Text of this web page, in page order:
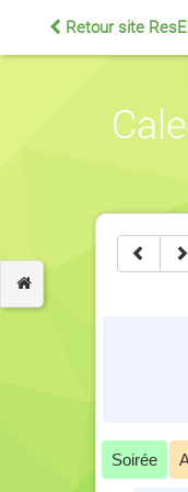
Retour site
Soirée